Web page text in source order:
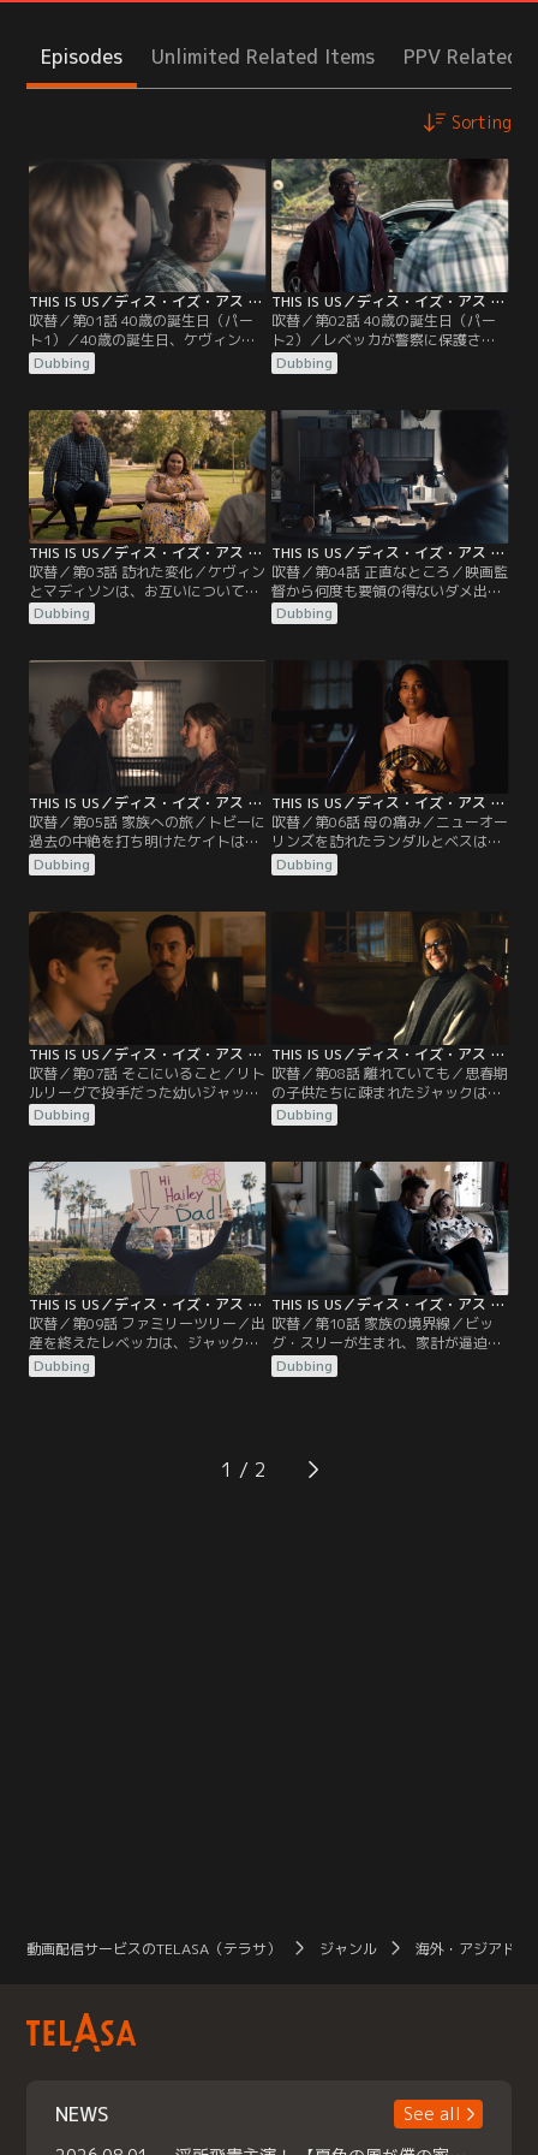
Episodes Unlimited Related Items PPV Related
Sorting
THIS IS US／ディス・イズ・アス シーズン5 第01話／吹替
吹替／第01話 40歳の誕生日（パー
ト1）／40歳の誕生日、ケヴィンと
ケイトは、山荘にこもっているレベ
ッカに会いに行くが、ケヴィンと大
過ごす。そんな中で勃発したジョー
ジ・フロイド事件。ランダルは、自
分の存在について深く考えていた。
一方、ケーキを買いに出かけたレベ
ッカが一向に戻ってこず心配するケ
イトは…。
Dubbing
THIS IS US／ディス・イズ・アス シーズン5 第02話／吹替
吹替／第02話 40歳の誕生日（パー
ト2）／レベッカが警察に保護され
て帰宅。山荘に駆けつけたランダル
は、いつもと様子が違った。心配す
想いを打ち明ける。ケヴィンはラン
ダルと仲直りしようと歩み寄るが、
心を閉ざしたランダルは山荘を去
る。一方、出産後の痛みに苦しむロ
ーレルのため、ドラッグを入手する
ことにしたウィリアムだが…。
Dubbing
THIS IS US／ディス・イズ・アス シーズン5 第03話／吹替
吹替／第03話 訪れた変化／ケヴィン
とマディソンは、お互いについて語
り合うことで距離を縮める。ランダ
ルとベスは、テスがノンバイナリー
プしていたことが分かり、戸惑いな
がらも指導。ケイトとトビーは、養
子候補の母親エリーと顔合わせし、
お互いに好感を抱くのだが。
Dubbing
THIS IS US／ディス・イズ・アス シーズン5 第04話／吹替
吹替／第04話 正直なところ／映画監
督から何度も要領の得ないダメ出し
を受けて苛立つケヴィン。昔ランダ
ルに教えてもらった暗記カードを使
診に付き添ったケイトはある過去を
思い出す…。ランダルは、ジョギン
グウェアに着替える半裸姿がネット
上に公開されてしまう。
Dubbing
THIS IS US／ディス・イズ・アス シーズン5 第05話／吹替
吹替／第05話 家族への旅／トビーに
過去の中絶を打ち明けたケイトは、
過去を乗り越えるために、マークを
捜してサンディエゴへ向かう。一
ーバーへ。時を同じくして、ランダ
ルの元に生前のローレルを知るハイ
という人物から連絡が来るが…。
Dubbing
THIS IS US／ディス・イズ・アス シーズン5 第06話／吹替
吹替／第06話 母の痛み／ニューオー
リンズを訪れたランダルとベスは、
ハイからローレルの生い立ちを聞
く。名家に生まれたローレルはある
に惹かれ合っていくも想いはかなわ
ない。一人で町を出たローレルは、
ピッツバーグでウィリアムと出会い
ランダルを出産するが…。
Dubbing
THIS IS US／ディス・イズ・アス シーズン5 第07話／吹替
吹替／第07話 そこにいること／リト
ルリーグで投手だった幼いジャッ
ク。毎回飲酒しながら観戦する父ス
タンリーが試合に負けると機嫌が悪
いた。一方、若いケヴィンはジャッ
クとアメフト合宿へ。ジャックたち
の期待が重荷だったケヴィンは、監
督からは罵られているとジャックに
告白する。
Dubbing
THIS IS US／ディス・イズ・アス シーズン5 第08話／吹替
吹替／第08話 離れていても／思春期
の子供たちに疎まれたジャックは、
レベッカと2人で山荘で休暇を過ご
す。子供たちの愚痴ばかりのレベッ
寂しいと打ち明ける。一方、ケヴィ
ンが不在な中、マディソンの陣痛が
始まる。その頃、エリーもケイトの
立ち会いのもと女の子の出産を迎え
ることに。
Dubbing
THIS IS US／ディス・イズ・アス シーズン5 第09話／吹替
吹替／第09話 ファミリーツリー／出
産を終えたレベッカは、ジャックと
一緒に病院から帰路につく。途中あ
おり運転のドライバーとケンカしそ
だった。一方、双子の世話で疲れ始
めていたケヴィンは、しつこいパパ
Dubbing
THIS IS US／ディス・イズ・アス シーズン5 第10話／吹替
吹替／第10話 家族の境界線／ビッ
グ・スリーが生まれ、家計が逼迫す
るピアソン家。ジャックは上司たち
とのディナーに参加して昇進を狙う
って来た母親の批判的なまなざしに
居心地が悪く、完璧な夕食で見返そ
Dubbing
1
動画配信サービスのTELASA（テラサ） ジャンル 海外・アジアドラ
NEWS
See all